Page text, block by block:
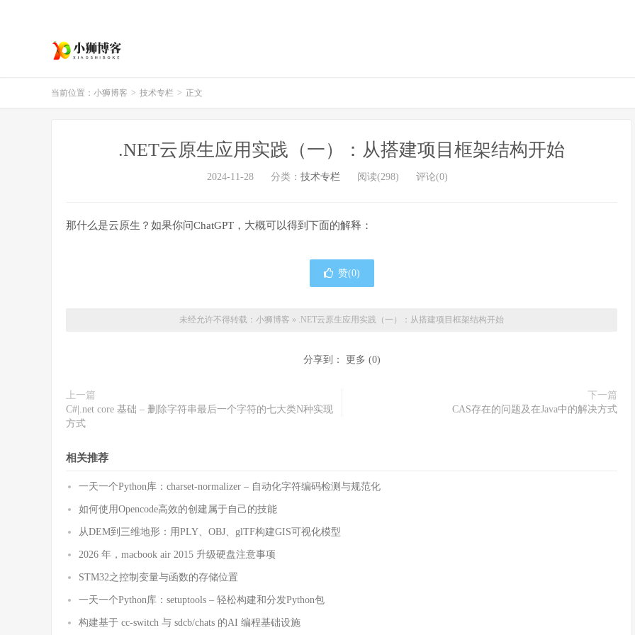
当前位置： 小狮博客 > 技术专栏 > 正文
.NET云原生应用实践（一）：从搭建项目框架结构开始
2024-11-28 分类： 技术专栏 阅读(298) 评论(0)
那什么是云原生？如果你问ChatGPT，大概可以得到下面的解释：
赞(0)
未经允许不得转载： 小狮博客 » .NET云原生应用实践（一）：从搭建项目框架结构开始
分享到： 更多 (0)
上一篇
C#|.net core 基础 – 删除字符串最后一个字符的七大类N种实现
方式
下一篇
CAS存在的问题及在Java中的解决方式
相关推荐
一天一个Python库：charset-normalizer – 自动化字符编码检测与规范化
如何使用Opencode高效的创建属于自己的技能
从DEM到三维地形：用PLY、OBJ、glTF构建GIS可视化模型
2026 年，macbook air 2015 升级硬盘注意事项
STM32之控制变量与函数的存储位置
一天一个Python库：setuptools – 轻松构建和分发Python包
构建基于 cc-switch 与 sdcb/chats 的AI 编程基础设施